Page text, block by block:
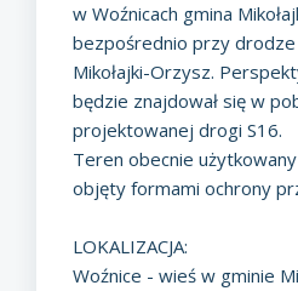
w Woźnicach gmina
bezpośrednio przy
Mikołajki-Orzysz.
będzie znajdował się w
projektowanej drogi S16.
Teren obecnie
objęty formami ochrony
LOKALIZACJA:
Woźnice - wieś w gminie